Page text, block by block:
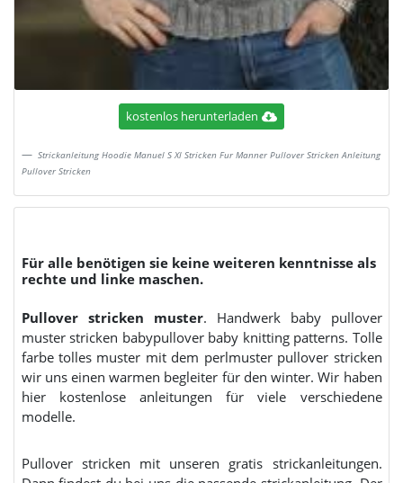
kostenlos herunterladen
Strickanleitung Hoodie Manuel S Xl Stricken Fur Manner Pullover Stricken Anleitung
Pullover Stricken
Für alle benötigen sie keine weiteren kenntnisse als
rechte und linke maschen.
Pullover stricken muster. Handwerk baby pullover
muster stricken babypullover baby knitting patterns. Tolle
farbe tolles muster mit dem perlmuster pullover stricken
wir uns einen warmen begleiter für den winter. Wir haben
hier kostenlose anleitungen für viele verschiedene
modelle.
Pullover stricken mit unseren gratis strickanleitungen.